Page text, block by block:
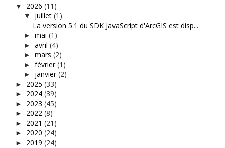
▼ 2026 (11)
▼ juillet (1)
La version 5.1 du SDK JavaScript d'ArcGIS est disp...
► mai (1)
► avril (4)
► mars (2)
► février(1)
► janvier(2)
► 2025 (33)
► 2024 (39)
► 2023 (45)
► 2022 (8)
► 2021 (21)
► 2020 (24)
► 2019 (24)